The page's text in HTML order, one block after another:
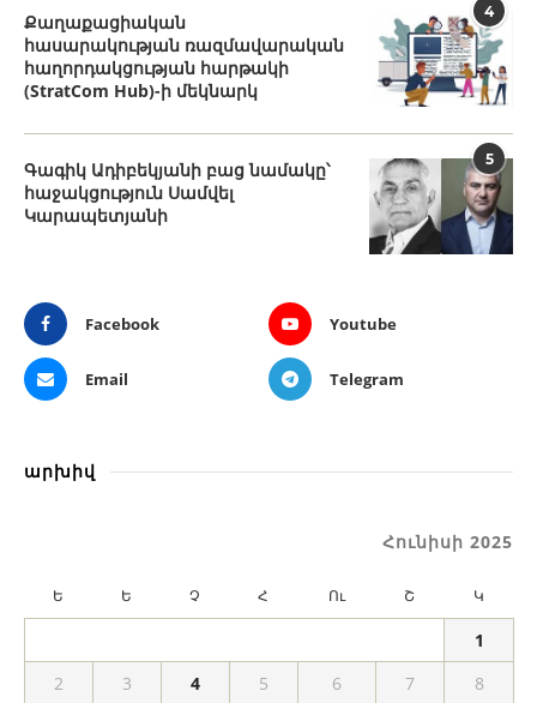
4
Քաղաքացիական
հասարակության ռազմավարական
հաղորդակցության հարթակի
(StratCom Hub)-ի մեկնարկ
5
Գագիկ Ադիբեկյանի բաց նամակը՝
հաջակցություն Սամվել
Կարապետյանի
Facebook Youtube
Email Telegram
արխիվ
Հունիսի 2025
Ե Ե Չ Հ Ու Շ Կ
1
2
3 4 5 6 7
8